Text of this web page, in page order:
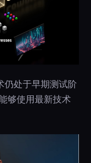
仍处于早期测试阶
够使用最新技术